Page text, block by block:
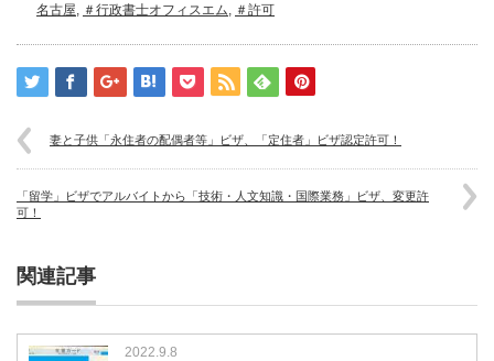
名古屋, ＃行政書士オフィスエム, ＃許可
妻と子供「永住者の配偶者等」ビザ、「定住者」ビザ認定許可！
「留学」ビザでアルバイトから「技術・人文知識・国際業務」ビザ、変更許
可！
関連記事
2022.9.8